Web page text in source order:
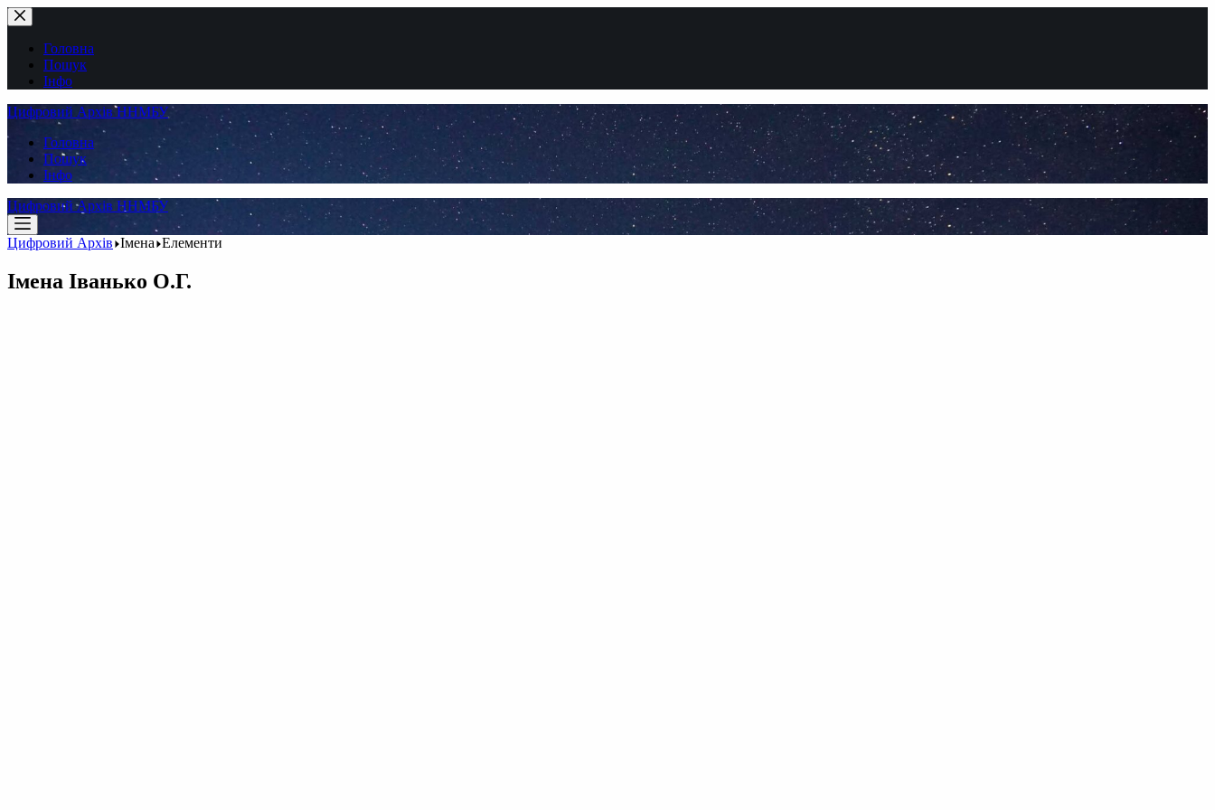
Перейти
до
вмістуГоловна
Пошук
Інфо
Цифровий Архів ННМБУ
Головна
Пошук
Інфо
Цифровий Архів ННМБУ
Цифровий Архів Імена Елементи
Імена Іванько О.Г.